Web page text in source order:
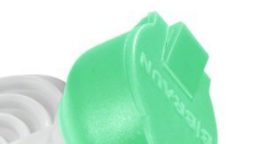
płynów Intrafix